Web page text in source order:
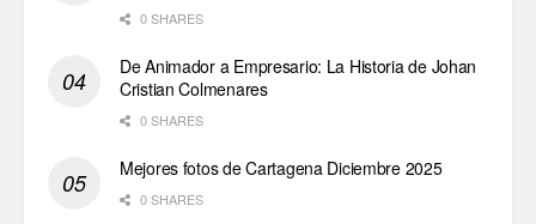
0 SHARES
De Animador a Empresario: La Historia de Johan
Cristian Colmenares
0 SHARES
Mejores fotos de Cartagena Diciembre 2025
0 SHARES